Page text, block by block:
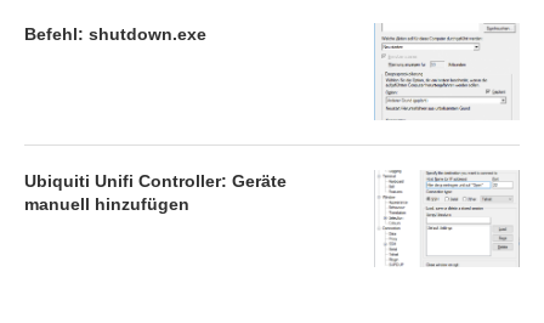
Befehl: shutdown.exe
Ubiquiti Unifi Controller: Geräte
manuell hinzufügen